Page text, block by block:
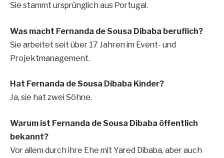
Sie stammt ursprünglich aus Portugal.
Was macht Fernanda de Sousa Dibaba beruflich?
Sie arbeitet seit über 17 Jahren im Event- und
Projektmanagement.
Hat Fernanda de Sousa Dibaba Kinder?
Ja, sie hat zwei Söhne.
Warum ist Fernanda de Sousa Dibaba öffentlich
bekannt?
Vor allem durch ihre Ehe mit Yared Dibaba, aber auch